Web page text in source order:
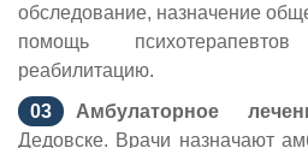
обследование, назначение
помощь
реабилитацию.
Амбулаторное
Дедовске. Врачи назначают